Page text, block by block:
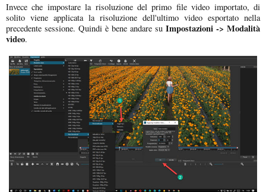
Invece che impostare la risoluzione del primo file video importato, di
solito viene applicata la risoluzione dell'ultimo video esportato nella
precedente sessione. Quindi è bene andare su Impostazioni -> Modalità
video.